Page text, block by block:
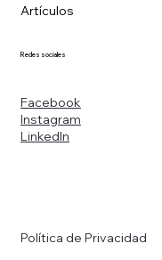
Artículos
Redes sociales
Facebook
Instagram
LinkedIn
Política de Privacidad